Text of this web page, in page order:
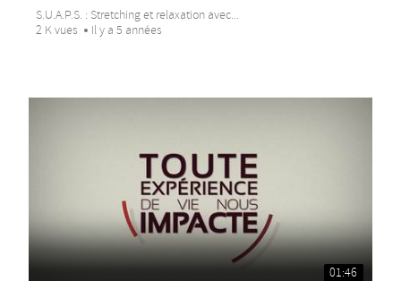
S.U.A.P.S. : Stretching et relaxation avec...
2 K vues
Il y a 5 années
01:46